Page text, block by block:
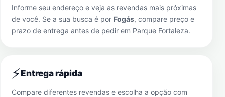
Informe seu endereço e veja as revendas mais próximas
de você. Se a sua busca é por Fogás, compare preço e
prazo de entrega antes de pedir em Parque Fortaleza.
⚡Entrega rápida
Compare diferentes revendas e escolha a opção com